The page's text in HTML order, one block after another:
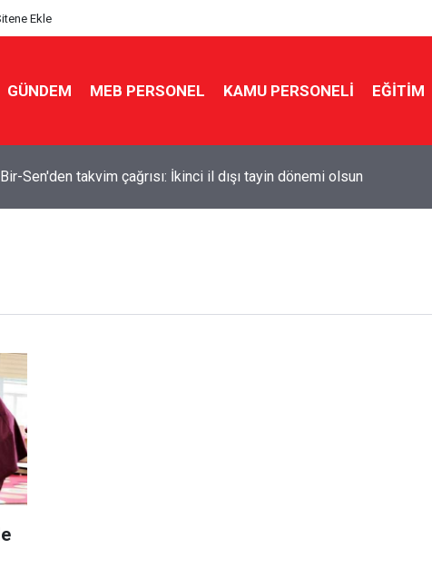
Ekle
GÜNDEM MEB PERSONEL KAMU PERSONELİ EĞİTİM
Sen'den takvim çağrısı: İkinci il dışı tayin dönemi olsun